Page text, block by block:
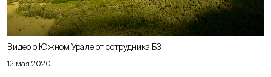
12 мая 2020
Видео о Южном Урале от сотрудника Б3